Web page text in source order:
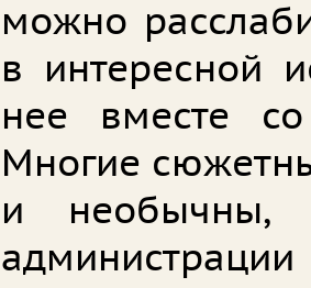
можно
в интересной
нее вместе
Многие
и необычны,